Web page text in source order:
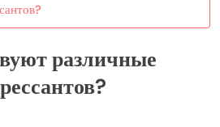
различные